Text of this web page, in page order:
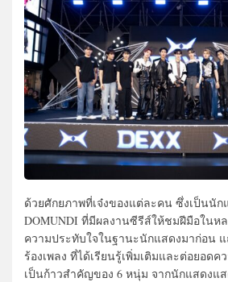
ด้วยศักยภาพที่เจ๋งของแต่ละคน ซึ่งเป็นนัก
DOMUNDI ที่มีผลงานซีรีส์ให้ชมฝีมือในห
ความประทับใจในฐานะนักแสดงมาก่อน
ร้องเพลง ที่ได้เรียนรู้เพิ่มเติมและต่อยอดค
เป็นก้าวสำคัญของ 6 หนุ่ม จากนักแสดงแ